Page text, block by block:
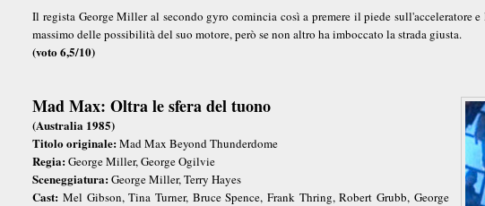
Il regista George Miller al secondo gyro comincia così a premere il piede sull'acceleratore
massimo delle possibilità del suo motore, però se non altro ha imboccato la strada giusta.
(voto 6,5/10)
Mad Max: Oltra le sfera del tuono
(Australia 1985)
Titolo originale:Mad Max Beyond Thunderdome
Regia:George Miller, George Ogilvie
Sceneggiatura:George Miller, Terry Hayes
Cast:Mel Gibson, Tina Turner, Bruce Spence, Frank Thring, Robert Grubb, George